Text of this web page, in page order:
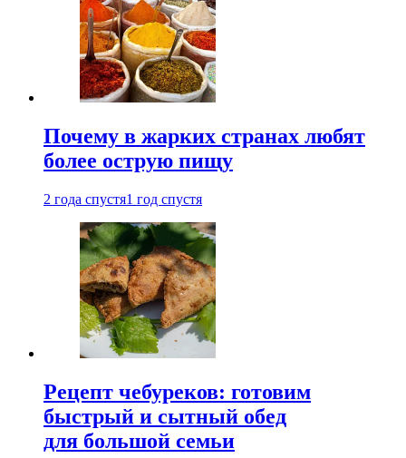
Почему в жарких странах любят
более острую пищу
2 года спустя1 год спустя
Рецепт чебуреков: готовим
быстрый и сытный обед
для большой семьи